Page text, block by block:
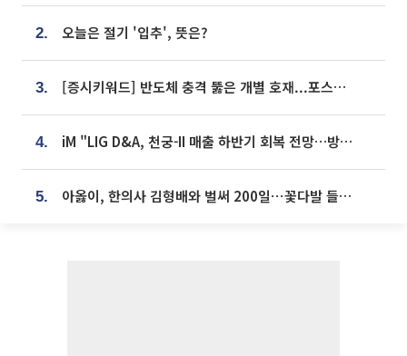
2. 오늘은 절기 '입추', 뜻은?
3. [증시키워드] 반도체 충격 뚫은 개별 호재...포스코퓨처엠·에코프로·한화솔루션 '눈길'
4. iM "LIG D&A, 천궁-II 매출 하반기 회복 전망…방산 톱픽 유지"
5. 아옳이, 한의사 김형배와 벌써 200일⋯꽃다발 들고 "프러포즈 아냐"